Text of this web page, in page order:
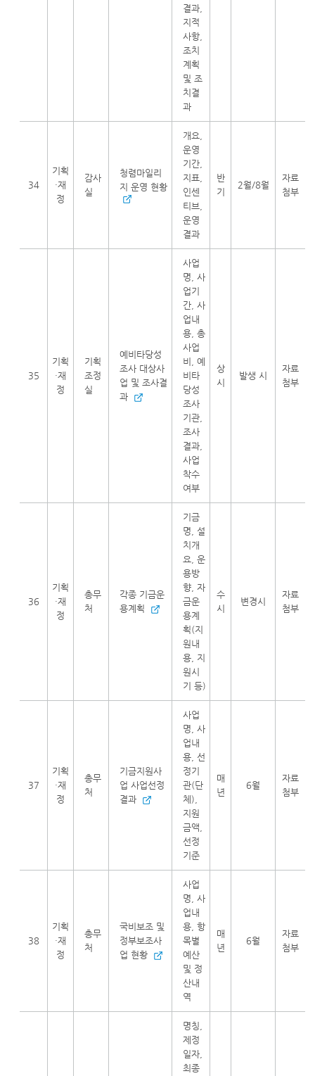
결과,
지적
사항,
조치
계획
및 조
치결
과
34
기획
·재
정
감사
실
청렴마일리
지 운영 현황
개요,
운영
기간,
지표,
인센
티브,
운영
결과
반
기
2월/8월
자료
첨부
35
기획
·재
정
기획
조정
실
예비타당성
조사 대상사
업 및 조사결
과
사업
명, 사
업기
간, 사
업내
용, 총
사업
비, 예
비타
당성
조사
기관,
조사
결과,
사업
착수
여부
상
시
발생 시
자료
첨부
36
기획
·재
정
총무
처
각종 기금운
용계획
기금
명, 설
치개
요, 운
용방
향, 자
금운
용계
획(지
원내
용, 지
원시
기 등)
수
시
변경시
자료
첨부
37
기획
·재
정
총무
처
기금지원사
업 사업선정
결과
사업
명, 사
업내
용, 선
정기
관(단
체),
지원
금액,
선정
기준
매
년
6월
자료
첨부
38
기획
·재
정
총무
처
국비보조 및
정부보조사
업 현황
사업
명, 사
업내
용, 항
목별
예산
및 정
산내
역
매
년
6월
자료
첨부
명칭,
제정
일자,
최종